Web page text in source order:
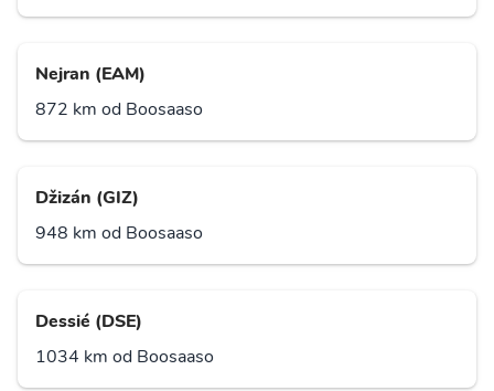
Nejran (EAM)
872 km od Boosaaso
Džizán (GIZ)
948 km od Boosaaso
Dessié (DSE)
1034 km od Boosaaso